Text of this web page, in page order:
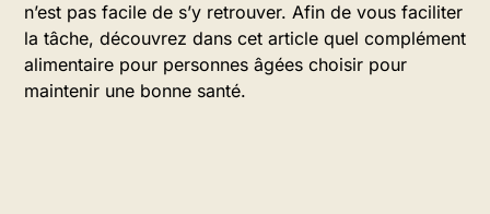
n’est pas facile de s’y retrouver. Afin de vous faciliter
la tâche, découvrez dans cet article quel complément
alimentaire pour personnes âgées choisir pour
maintenir une bonne santé.